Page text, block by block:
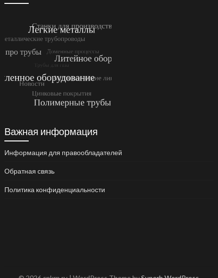
Важная информация
Информация для правообладателей
Обратная связь
Политика конфиденциальности